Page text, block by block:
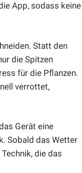
App, sodass keine
Statt den
die Spitzen
für die Pflanzen.
verrottet,
Gerät eine
Sobald das Wetter
die das